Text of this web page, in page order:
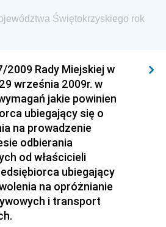
Ministra Energii
Finansów
Rozwoju i Finansów
Urzędu Górniczego
Urzędu Transportu
Ministra Przedsiębiorczości i
Inwestycji i Rozwoju
Dyrektora Archiwów
Świętokrzyskiego rok
2009 Rady Miejskiej w
września 2009r. w
jakie powinien
ubiegający się o
na prowadzenie
odbierania
od właścicieli
ubiegający
na opróżnianie
i transport